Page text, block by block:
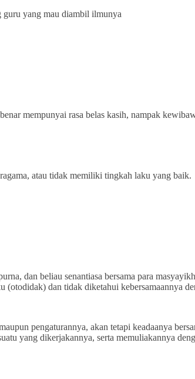
guru yang mau diambil ilmunya
mempunyai rasa belas kasih, nampak
atau tidak memiliki tingkah laku yang baik.
dan beliau senantiasa bersama para
dan tidak diketahui kebersamaannya
pengaturannya, akan tetapi keadaanya
yang dikerjakannya, serta memuliakannya